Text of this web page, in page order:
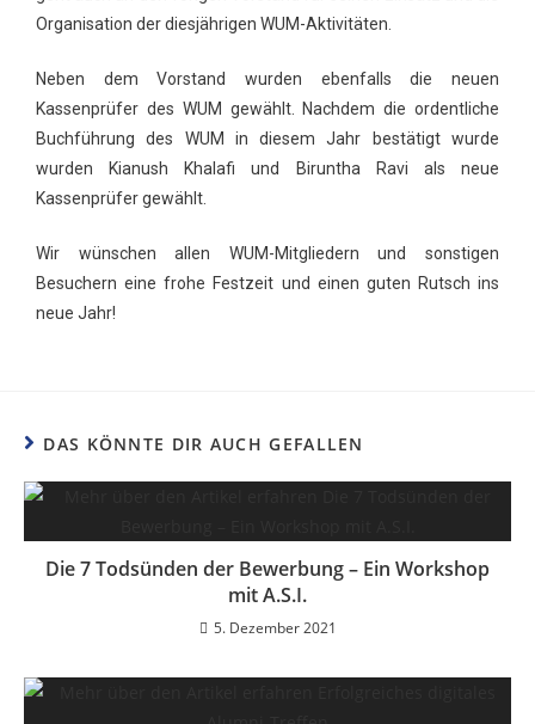
Organisation der diesjährigen WUM-Aktivitäten.
Neben dem Vorstand wurden ebenfalls die neuen
Kassenprüfer des WUM gewählt. Nachdem die ordentliche
Buchführung des WUM in diesem Jahr bestätigt wurde
wurden Kianush Khalafi und Biruntha Ravi als neue
Kassenprüfer gewählt.
Wir wünschen allen WUM-Mitgliedern und sonstigen
Besuchern eine frohe Festzeit und einen guten Rutsch ins
neue Jahr!
DAS KÖNNTE DIR AUCH GEFALLEN
Die 7 Todsünden der Bewerbung – Ein Workshop
mit A.S.I.
5. Dezember 2021